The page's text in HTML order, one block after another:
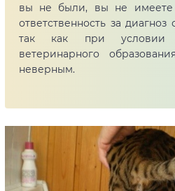
вы не были, вы не имеете
ответственность за диагноз
так как при условии
ветеринарного
неверным.